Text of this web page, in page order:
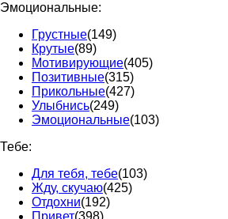
Эмоциональные:
Грустные(149)
Крутые(89)
Мотивирующие(405)
Позитивные(315)
Прикольные(427)
Улыбнись(249)
Эмоциональные(103)
Тебе:
Для тебя, тебе(103)
Жду, скучаю(425)
Отдохни(192)
Привет(398)